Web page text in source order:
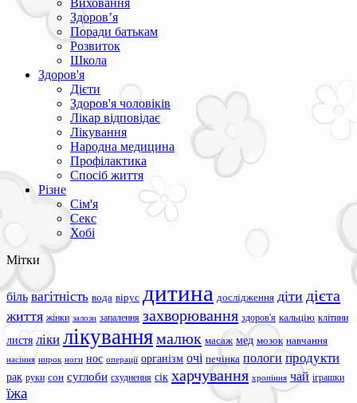
Виховання
Здоров’я
Поради батькам
Розвиток
Школа
Здоров'я
Дієти
Здоров'я чоловіків
Лікар відповідає
Лікування
Народна медицина
Профілактика
Спосіб життя
Різне
Сім'я
Секс
Хобі
Мітки
біль вагітність вода вірус дитина дослідження діти дієта
життя жінки залози запалення захворювання здоров'я кальцію клітини
листя ліки лікуваннямалюк масаж мед мозок навчання
насіння нирок ноги нос операції організм очі печінка пологи продукти
рак руки сон суглоби схуднення сік харчування хропіння чай іграшки
їжа